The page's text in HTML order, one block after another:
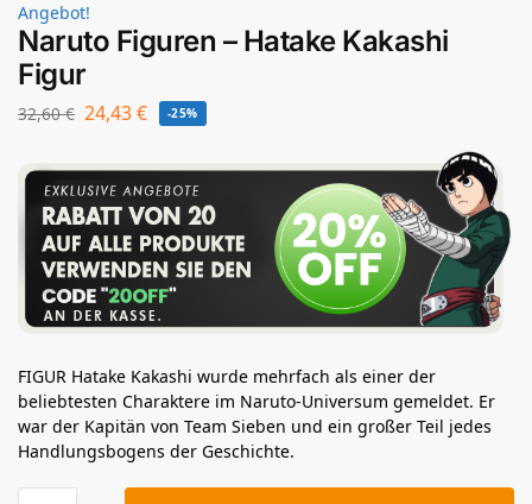
Angebot!
Naruto Figuren – Hatake Kakashi
Figur
32,60€ 24,43€ -25%
FIGUR Hatake Kakashi wurde mehrfach als einer der
beliebtesten Charaktere im Naruto-Universum gemeldet. Er
war der Kapitän von Team Sieben und ein großer Teil jedes
Handlungsbogens der Geschichte.